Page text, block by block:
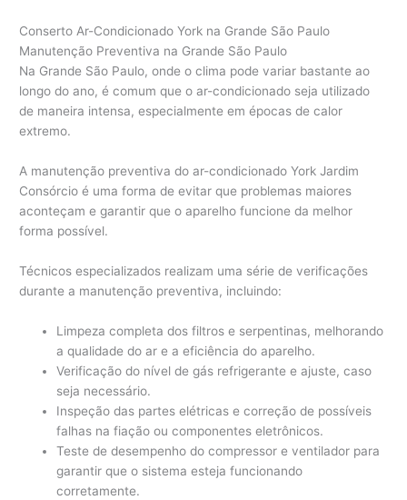
Conserto Ar-Condicionado York na Grande São Paulo
Manutenção Preventiva na Grande São Paulo
Na Grande São Paulo, onde o clima pode variar bastante ao
longo do ano, é comum que o ar-condicionado seja utilizado
de maneira intensa, especialmente em épocas de calor
extremo.
A manutenção preventiva do ar-condicionado York Jardim
Consórcio é uma forma de evitar que problemas maiores
aconteçam e garantir que o aparelho funcione da melhor
forma possível.
Técnicos especializados realizam uma série de verificações
durante a manutenção preventiva, incluindo:
Limpeza completa dos filtros e serpentinas, melhorando
a qualidade do ar e a eficiência do aparelho.
Verificação do nível de gás refrigerante e ajuste, caso
seja necessário.
Inspeção das partes elétricas e correção de possíveis
falhas na fiação ou componentes eletrônicos.
Teste de desempenho do compressor e ventilador para
garantir que o sistema esteja funcionando
corretamente.